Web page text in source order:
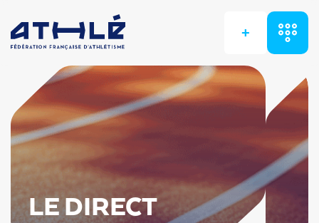
+
LE DIRECT